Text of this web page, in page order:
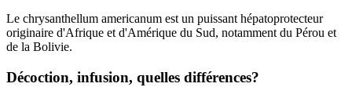
Le chrysanthellum americanum est un puissant hépatoprotecteur
originaire d'Afrique et d'Amérique du Sud, notamment du Pérou et
de la Bolivie.
Décoction, infusion, quelles différences?